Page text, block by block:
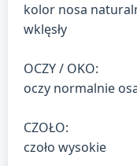
kolor nosa
wklęsły
OCZY / OKO:
oczy normalnie
CZOŁO:
czoło wysokie